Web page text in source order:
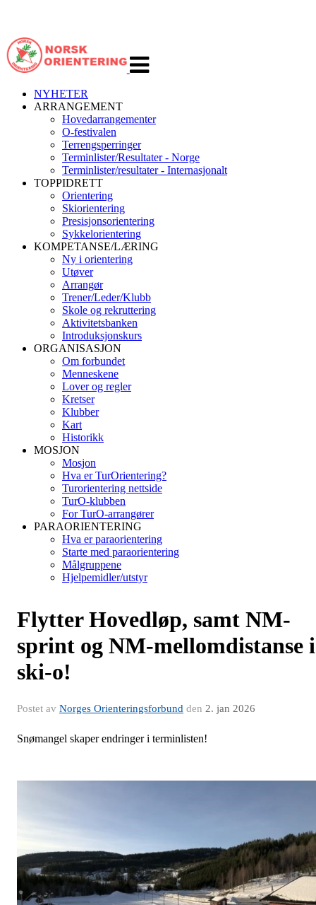
navigasjon
NYHETER
ARRANGEMENT
Hovedarrangementer
O-festivalen
Terrengsperringer
Terminlister/Resultater - Norge
Terminlister/resultater - Internasjonalt
TOPPIDRETT
Orientering
Skiorientering
Presisjonsorientering
Sykkelorientering
KOMPETANSE/LÆRING
Ny i orientering
Utøver
Arrangør
Trener/Leder/Klubb
Skole og rekruttering
Aktivitetsbanken
Introduksjonskurs
ORGANISASJON
Om forbundet
Menneskene
Lover og regler
Kretser
Klubber
Kart
Historikk
MOSJON
Mosjon
Hva er TurOrientering?
Turorientering nettside
TurO-klubben
For TurO-arrangører
PARAORIENTERING
Hva er paraorientering
Starte med paraorientering
Målgruppene
Hjelpemidler/utstyr
Flytter Hovedløp, samt NM-
sprint og NM-mellomdistanse i
ski-o!
Postet av Norges Orienteringsforbund den 2. jan 2026
Snømangel skaper endringer i terminlisten!